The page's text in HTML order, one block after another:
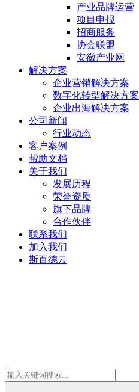
产业品牌运营
项目申报
招商服务
协会联盟
安徽产业网
解决方案
企业营销解决方案
数字化转型解决方案
企业出海解决方案
公司新闻
行业动态
客户案例
帮助文档
关于我们
发展历程
荣誉资质
旗下品牌
合作伙伴
联系我们
加入我们
斯百德云